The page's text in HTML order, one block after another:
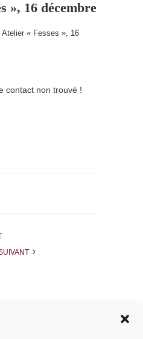
», 16 décembre
Atelier « Fesses », 16
contact non trouvé !